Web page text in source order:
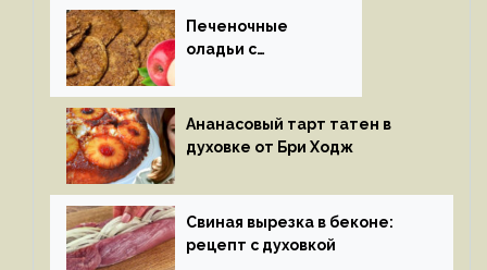
Печеночные
оладьи с
Ананасовый тарт татен в
духовке от Бри Ходж
Свиная вырезка в беконе:
рецепт с духовкой